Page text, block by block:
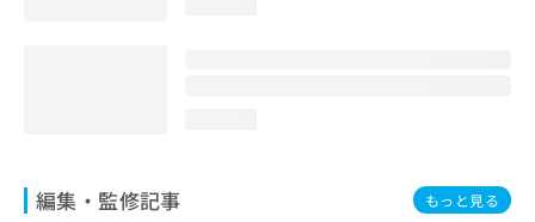
編集・監修記事 もっと見る